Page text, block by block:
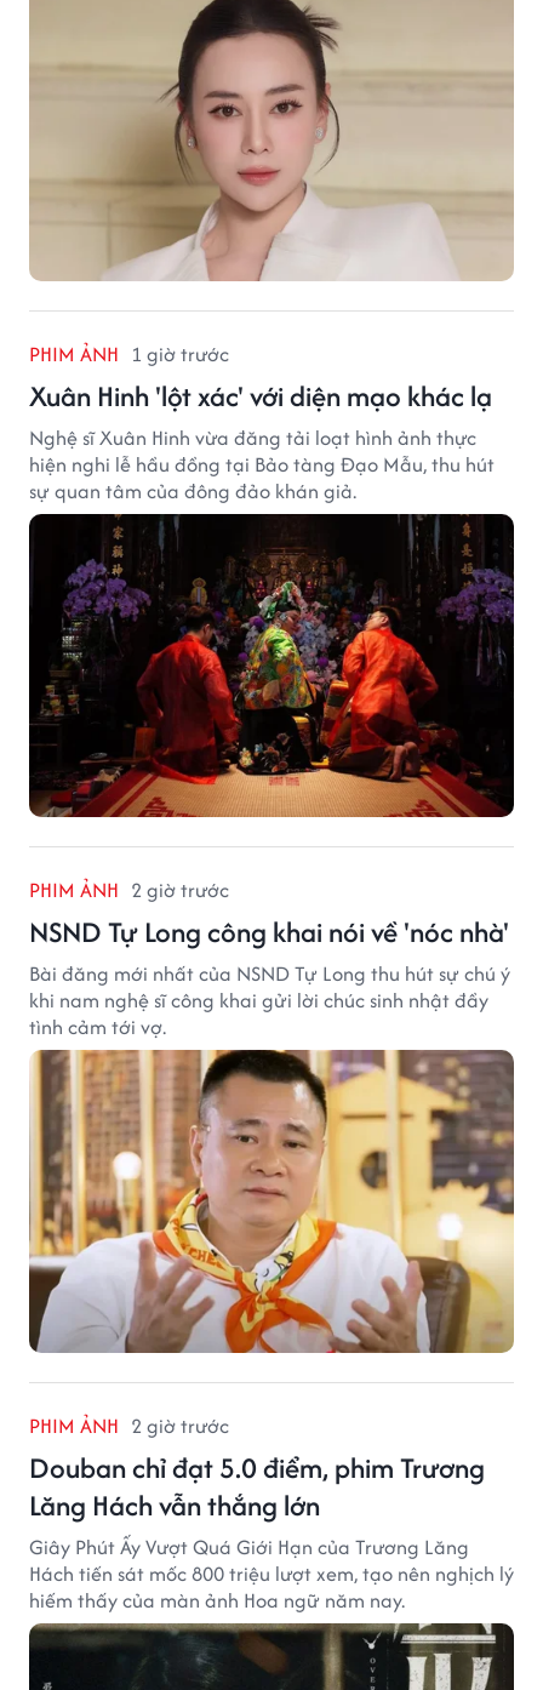
PHIM ẢNH 1 giờ trước
Xuân Hinh 'lột xác' với diện mạo khác lạ
Nghệ sĩ Xuân Hinh vừa đăng tải loạt hình ảnh thực
hiện nghi lễ hầu đồng tại Bảo tàng Đạo Mẫu, thu hút
sự quan tâm của đông đảo khán giả.
PHIM ẢNH 2 giờ trước
NSND Tự Long công khai nói về 'nóc nhà'
Bài đăng mới nhất của NSND Tự Long thu hút sự chú ý
khi nam nghệ sĩ công khai gửi lời chúc sinh nhật đầy
tình cảm tới vợ.
PHIM ẢNH 2 giờ trước
Douban chỉ đạt 5.0 điểm, phim Trương
Lăng Hách vẫn thắng lớn
Giây Phút Ấy Vượt Quá Giới Hạn của Trương Lăng
Hách tiến sát mốc 800 triệu lượt xem, tạo nên nghịch lý
hiếm thấy của màn ảnh Hoa ngữ năm nay.